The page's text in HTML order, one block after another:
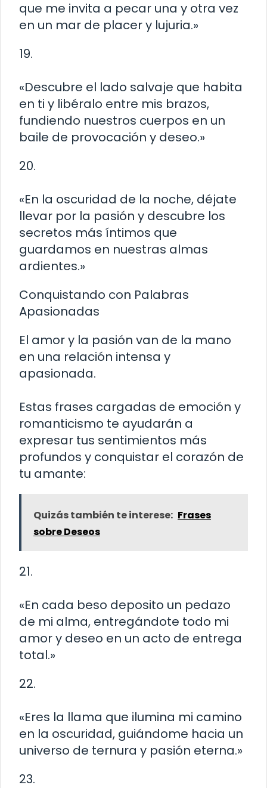
que me invita a pecar una y otra vez
en un mar de placer y lujuria.»
19.
«Descubre el lado salvaje que habita
en ti y libéralo entre mis brazos,
fundiendo nuestros cuerpos en un
baile de provocación y deseo.»
20.
«En la oscuridad de la noche, déjate
llevar por la pasión y descubre los
secretos más íntimos que
guardamos en nuestras almas
ardientes.»
Conquistando con Palabras
Apasionadas
El amor y la pasión van de la mano
en una relación intensa y
apasionada.
Estas frases cargadas de emoción y
romanticismo te ayudarán a
expresar tus sentimientos más
profundos y conquistar el corazón de
tu amante:
Quizás también te interese: Frases
sobre Deseos
21.
«En cada beso deposito un pedazo
de mi alma, entregándote todo mi
amor y deseo en un acto de entrega
total.»
22.
«Eres la llama que ilumina mi camino
en la oscuridad, guiándome hacia un
universo de ternura y pasión eterna.»
23.